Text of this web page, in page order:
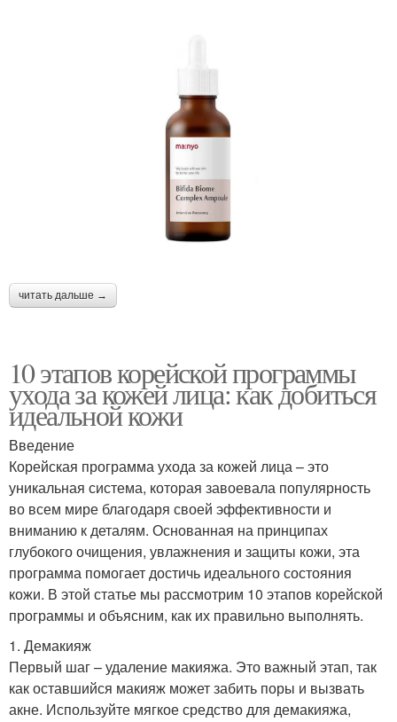
читать дальше →
10 этапов корейской программы
ухода за кожей лица: как добиться
идеальной кожи
Введение
Корейская программа ухода за кожей лица – это
уникальная система, которая завоевала популярность
во всем мире благодаря своей эффективности и
вниманию к деталям. Основанная на принципах
глубокого очищения, увлажнения и защиты кожи, эта
программа помогает достичь идеального состояния
кожи. В этой статье мы рассмотрим 10 этапов корейской
программы и объясним, как их правильно выполнять.
1. Демакияж
Первый шаг – удаление макияжа. Это важный этап, так
как оставшийся макияж может забить поры и вызвать
акне. Используйте мягкое средство для демакияжа,